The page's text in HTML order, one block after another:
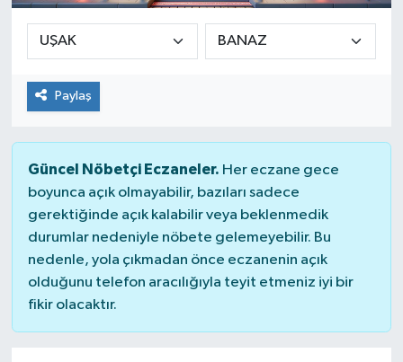
Paylaş
Güncel Nöbetçi Eczaneler. Her eczane gece
boyunca açık olmayabilir, bazıları sadece
gerektiğinde açık kalabilir veya beklenmedik
durumlar nedeniyle nöbete gelemeyebilir. Bu
nedenle, yola çıkmadan önce eczanenin açık
olduğunu telefon aracılığıyla teyit etmeniz iyi bir
fikir olacaktır.